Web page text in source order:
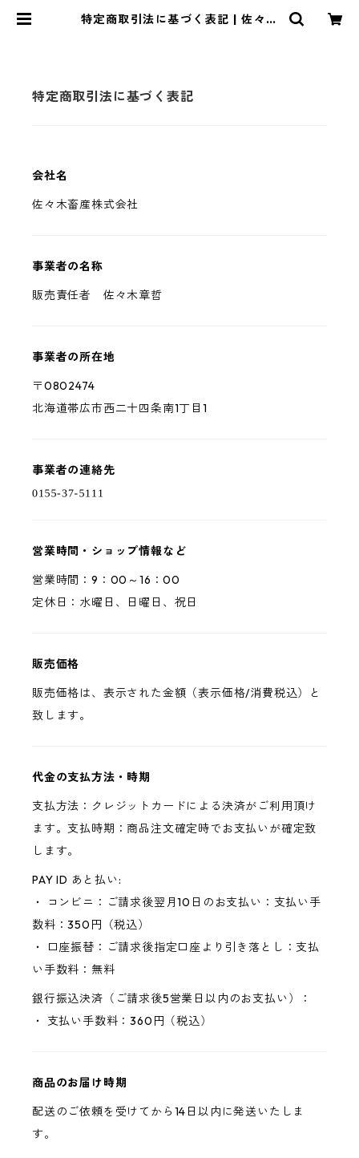
特定商取引法に基づく表記 | 佐々木
特定商取引法に基づく表記
会社名
佐々木畜産株式会社
事業者の名称
販売責任者 佐々木章哲
事業者の所在地
〒0802474
北海道帯広市西二十四条南1丁目1
事業者の連絡先
営業時間・ショップ情報など
営業時間：9：00～16：00
定休日：水曜日、日曜日、祝日
販売価格
販売価格は、表示された金額（表示価格/消費税込）と
致します。
代金の支払方法・時期
支払方法：クレジットカードによる決済がご利用頂け
ます。支払時期：商品注文確定時でお支払いが確定致
します。
PAY ID あと払い:
・ コンビニ：ご請求後翌月10日のお支払い：支払い手
数料：350円（税込）
・ 口座振替：ご請求後指定口座より引き落とし：支払
い手数料：無料
銀行振込決済（ご請求後5営業日以内のお支払い）：
・ 支払い手数料：360円（税込）
商品のお届け時期
配送のご依頼を受けてから14日以内に発送いたしま
す。